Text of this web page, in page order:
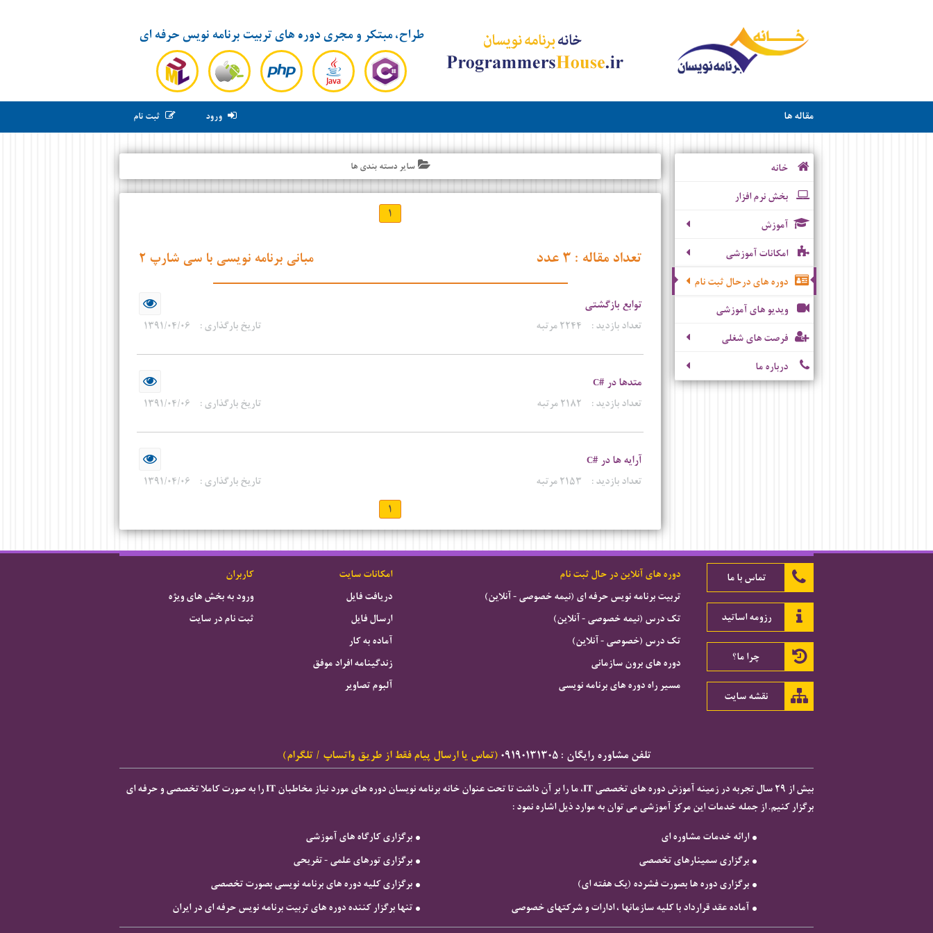
طراح، مبتکر و مجری دوره های تربیت برنامه نویس حرفه ای
ورود ثبت نام مقاله ها
سایر دسته بندی ها
۱
تعداد مقاله :۳ عدد مبانی برنامه نویسی با سی شارپ ۲
توابع بازگشتی
تعداد بازدید : ۲۲۴۴ مرتبه تاریخ بارگذاری : ۱۳۹۱/۰۴/۰۶
متدها در #C
تعداد بازدید : ۲۱۸۲ مرتبه تاریخ بارگذاری : ۱۳۹۱/۰۴/۰۶
آرایه ها در #C
تعداد بازدید : ۲۱۵۳ مرتبه تاریخ بارگذاری :
۱۳۹۱/۰۴/۰۶
۱
خانه
بخش نرم افزار
آموزش
امکانات آموزشی
دوره های درحال ثبت نام
ویدیو های آموزشی
فرصت های شغلی
درباره ما
تماس با ما
رزومه اساتید
چرا ما؟
نقشه سایت
دوره های آنلاین در حال ثبت نام
تربیت برنامه نویس حرفه ای (نیمه خصوصی - آنلاین)
تک درس (نیمه خصوصی - آنلاین)
تک درس (خصوصی - آنلاین)
دوره های برون سازمانی
مسیر راه دوره های برنامه نویسی
امکانات سایت
دریافت فایل
ارسال فایل
آماده به کار
زندگینامه افراد موفق
آلبوم تصاویر
کاربران
ورود به بخش های ویژه
ثبت نام در سایت
تلفن مشاوره رایگان : ۰۹۱۹۰۱۳۱۳۰۵ (تماس یا ارسال پیام فقط از طریق واتساپ / تلگرام)
برگزار کنیم. از جمله خدمات این مرکز آموزشی می توان به موارد ذیل اشاره نمود :
ارائه خدمات مشاوره ای
برگزاری كارگاه های آموزشی
برگزاری سمینارهای تخصصی
برگزاری تورهای علمی - تفریحی
برگزاری دوره ها بصورت فشرده (یک هفته ای)
برگزاری کلیه دوره های برنامه نویسی بصورت تخصصی
آماده عقد قرارداد با کلیه سازمانها ، ادارات و شرکتهای خصوصی
تنها برگزار کننده دوره های تربیت برنامه نویس حرفه ای در ایران